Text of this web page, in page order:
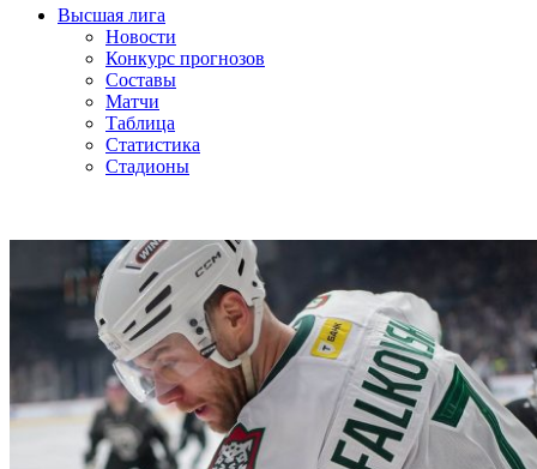
Высшая лига
Новости
Конкурс прогнозов
Составы
Матчи
Таблица
Статистика
Стадионы